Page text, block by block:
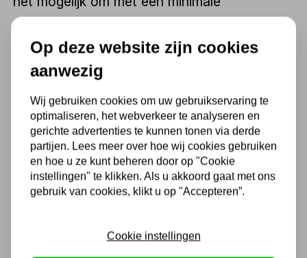
polsbeweging door te werken, zonder
telkens van positie te hoeven wisselen. En
voor situaties waarbij het aankomstmoment
kritisch is – bijvoorbeeld bij motorblokken,
flensverbindingen of precisie-assemblages –
biedt een momentsleutel uitkomst. Daarmee
draai je exact met de voorgeschreven kracht
aan, zonder risico op overbelasting of
Op deze website zijn cookies
aanwezig
Wij gebruiken cookies om uw gebruikservaring te
optimaliseren, het webverkeer te analyseren en
gerichte advertenties te kunnen tonen via derde
partijen. Lees meer over hoe wij cookies gebruiken
en hoe u ze kunt beheren door op "Cookie
instellingen" te klikken. Als u akkoord gaat met ons
gebruik van cookies, klikt u op "Accepteren”.
Cookie instellingen